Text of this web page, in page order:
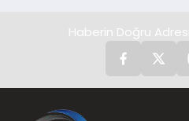
Haberin Doğru Adresi